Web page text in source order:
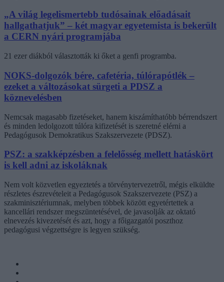
„A világ legelismertebb tudósainak előadásait
hallgathatjuk” – két magyar egyetemista is bekerült
a CERN nyári programjába
21 ezer diákból választották ki őket a genfi programba.
NOKS-dolgozók bére, cafetéria, túlórapótlék –
ezeket a változásokat sürgeti a PDSZ a
köznevelésben
Nemcsak magasabb fizetéseket, hanem kiszámíthatóbb bérrendszert
és minden ledolgozott túlóra kifizetését is szeretné elérni a
Pedagógusok Demokratikus Szakszervezete (PDSZ).
PSZ: a szakképzésben a felelősség mellett hatáskört
is kell adni az iskoláknak
Nem volt közvetlen egyeztetés a törvénytervezetről, mégis elküldte
részletes észrevételeit a Pedagógusok Szakszervezete (PSZ) a
szakminisztériumnak, melyben többek között egyetértettek a
kancellári rendszer megszüntetésével, de javasolják az oktató
elnevezés kivezetését és azt, hogy a főigazgatói poszthoz
pedagógusi végzettségre is legyen szükség.